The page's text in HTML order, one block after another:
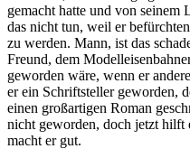
gemacht hatte und von
das nicht tun, weil er
zu werden. Mann, ist das
Freund, dem
geworden wäre, wenn er
er ein Schriftsteller geworden,
einen großartigen Roman
nicht geworden, doch jetzt hilft
macht er gut.